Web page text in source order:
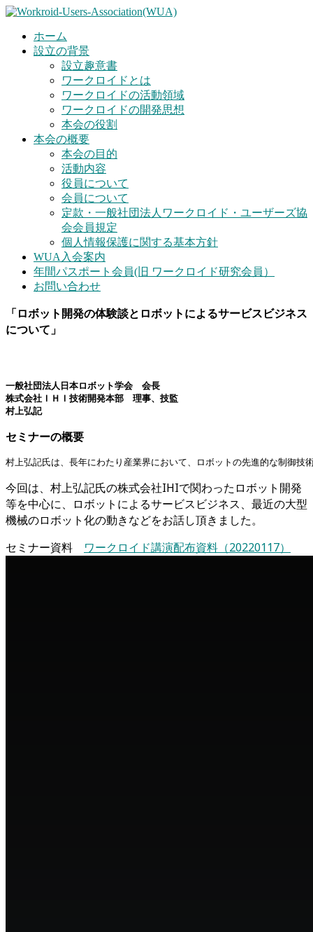
ホーム
設立の背景
設立趣意書
ワークロイドとは
ワークロイドの活動領域
ワークロイドの開発思想
本会の役割
本会の概要
本会の目的
活動内容
役員について
会員について
定款・一般社団法人ワークロイド・ユーザーズ協
会会員規定
個人情報保護に関する基本方針
WUA入会案内
年間パスポート会員(旧 ワークロイド研究会員）
お問い合わせ
「ロボット開発の体験談とロボットによるサービスビジネス
について」
一般社団法人日本ロボット学会　会長
株式会社ＩＨＩ技術開発本部　理事、技監
セミナーの概要
村上弘記氏は、長年にわたり産業界において、ロボットの先進的な制御
今回は、村上弘記氏の株式会社IHIで関わったロボット開発
等を中心に、ロボットによるサービスビジネス、最近の大型
機械のロボット化の動きなどをお話し頂きました。
セミナー資料 ワークロイド講演配布資料（20220117）